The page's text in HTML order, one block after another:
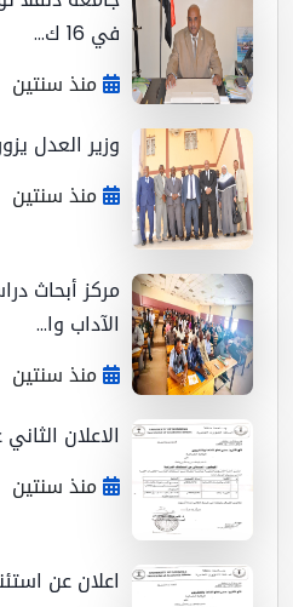
في 16 ك...
منذ سنتين
وزير العدل يزور
منذ سنتين
مركز أبحاث دراسات
الآداب وا...
منذ سنتين
الاعلان الثاني عن
منذ سنتين
اعلان عن استئناف